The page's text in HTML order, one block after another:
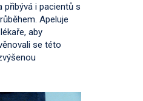
přibývá i pacientů s
Apeluje
aby
se této